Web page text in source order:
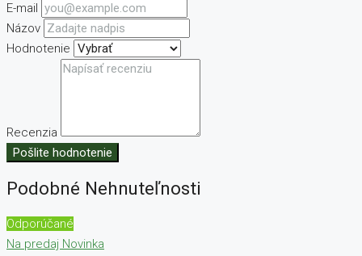
E-mail
Názov
Hodnotenie
Recenzia
Pošlite hodnotenie
Podobné Nehnuteľnosti
Odporúčané
Na predaj Novinka